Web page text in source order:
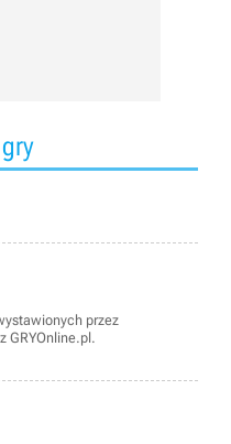
przez
GRYOnline.pl.